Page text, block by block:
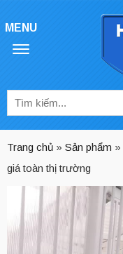
MENU
Tìm
cho:
Trang chủ » Sản phẩm »
giá toàn thị trường